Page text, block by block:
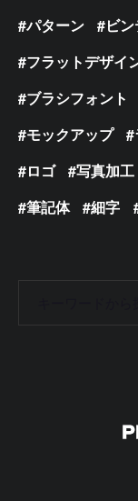
パターン
ビ
フラットデザイ
ブラシフォント
モックアップ
ロゴ
写真加工
筆記体
細字